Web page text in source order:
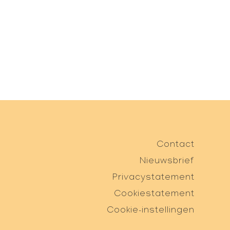
Contact
Nieuwsbrief
Privacystatement
Cookiestatement
Cookie-instellingen